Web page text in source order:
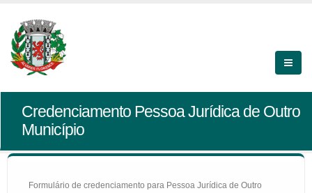
Credenciamento Pessoa Jurídica de Outro
Município
Formulário de credenciamento para Pessoa Jurídica de Outro